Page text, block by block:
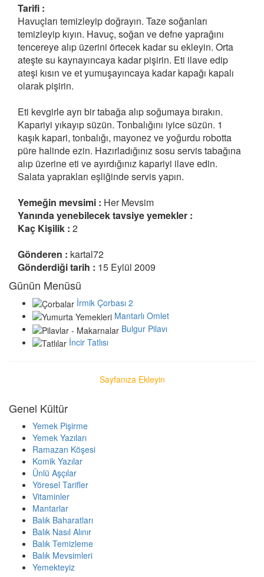
Tarifi :
Havuçları temizleyip doğrayın. Taze soğanları
temizleyip kıyın. Havuç, soğan ve defne yaprağını
tencereye alıp üzerini örtecek kadar su ekleyin. Orta
ateşte su kaynayıncaya kadar pişirin. Eti ilave edip
ateşi kısın ve et yumuşayıncaya kadar kapağı kapalı
olarak pişirin.
Eti kevgirle ayrı bir tabağa alıp soğumaya bırakın.
Kapariyi yıkayıp süzün. Tonbalığını iyice süzün. 1
kaşık kapari, tonbalığı, mayonez ve yoğurdu robotta
püre halinde ezin. Hazırladığınız sosu servis tabağına
alıp üzerine eti ve ayırdığınız kapariyi ilave edin.
Salata yaprakları eşliğinde servis yapın.
Yemeğin mevsimi : Her Mevsim
Yanında yenebilecek tavsiye yemekler :
Kaç Kişilik : 2
Gönderen : kartal72
Gönderdiği tarih : 15 Eylül 2009
Günün Menüsü
İrmik Çorbası 2
Mantarlı Omlet
Bulgur Pilavı
İncir Tatlısı
Sayfanıza Ekleyin
Genel Kültür
Yemek Pişirme
Yemek Yazıları
Ramazan Köşesi
Komik Yazılar
Ünlü Aşçılar
Yöresel Tarifler
Vitaminler
Mantarlar
Balık Baharatları
Balık Nasıl Alınır
Balık Temizleme
Balık Mevsimleri
Yemekteyiz